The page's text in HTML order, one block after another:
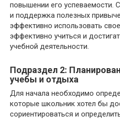
повышении его успеваемости.
и поддержка полезных
эффективно использовать
эффективно учиться и
учебной деятельности.
Подраздел 2:
учебы и отдыха
Для начала необходимо
которые школьник хотел бы
сориентироваться и